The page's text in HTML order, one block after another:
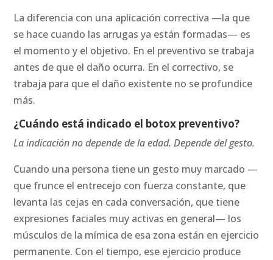
La diferencia con una aplicación correctiva —la que
se hace cuando las arrugas ya están formadas— es
el momento y el objetivo. En el preventivo se trabaja
antes de que el daño ocurra. En el correctivo, se
trabaja para que el daño existente no se profundice
más.
¿Cuándo está indicado el botox preventivo?
La indicación no depende de la edad. Depende del gesto.
Cuando una persona tiene un gesto muy marcado —
que frunce el entrecejo con fuerza constante, que
levanta las cejas en cada conversación, que tiene
expresiones faciales muy activas en general— los
músculos de la mímica de esa zona están en ejercicio
permanente. Con el tiempo, ese ejercicio produce